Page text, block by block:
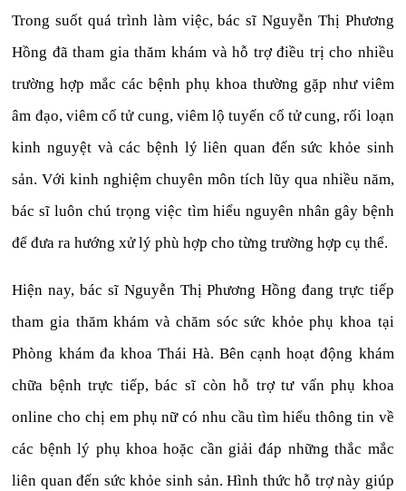
Trong suốt quá trình làm việc, bác sĩ Nguyễn Thị Phương
Hồng đã tham gia thăm khám và hỗ trợ điều trị cho nhiều
trường hợp mắc các bệnh phụ khoa thường gặp như viêm
âm đạo, viêm cổ tử cung, viêm lộ tuyến cổ tử cung, rối loạn
kinh nguyệt và các bệnh lý liên quan đến sức khỏe sinh
sản. Với kinh nghiệm chuyên môn tích lũy qua nhiều năm,
bác sĩ luôn chú trọng việc tìm hiểu nguyên nhân gây bệnh
để đưa ra hướng xử lý phù hợp cho từng trường hợp cụ thể.
Hiện nay, bác sĩ Nguyễn Thị Phương Hồng đang trực tiếp
tham gia thăm khám và chăm sóc sức khỏe phụ khoa tại
Phòng khám đa khoa Thái Hà. Bên cạnh hoạt động khám
chữa bệnh trực tiếp, bác sĩ còn hỗ trợ tư vấn phụ khoa
online cho chị em phụ nữ có nhu cầu tìm hiểu thông tin về
các bệnh lý phụ khoa hoặc cần giải đáp những thắc mắc
liên quan đến sức khỏe sinh sản. Hình thức hỗ trợ này giúp